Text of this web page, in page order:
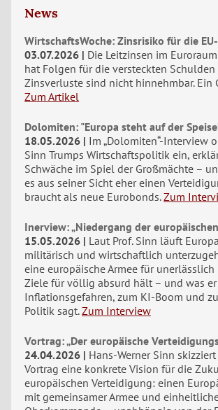
News
WirtschaftsWoche: Zinsrisiko für die
03.07.2026
Die Leitzinsen im
hat Folgen für die versteckten Schulden
Zinsverluste sind nicht hinnehmbar. Ein
Zum Artikel
Dolomiten: "Europa steht auf der
18.05.2026
Im „Dolomiten“-Interview
Sinn Trumps Wirtschaftspolitik ein,
Schwäche im Spiel der Großmächte –
es aus seiner Sicht eher einen
braucht als neue Eurobonds. Zum
Inerview: „Niedergang der
15.05.2026
Laut Prof. Sinn läuft
militärisch und wirtschaftlich
eine europäische Armee für unerlässlich
Ziele für völlig absurd hält – und was er
Inflationsgefahren, zum KI-Boom und
Politik sagt. Zum Interview
Vortrag: „Der europäische
24.04.2026
Hans-Werner Sinn
Vortrag eine konkrete Vision für die
europäischen Verteidigung: einen
mit gemeinsamer Armee und